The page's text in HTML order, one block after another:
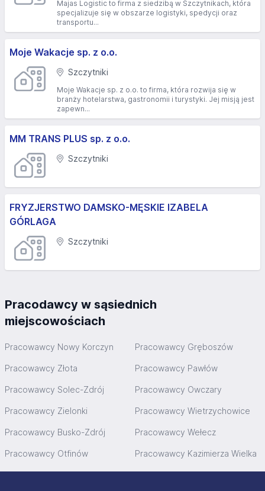
Majas Logistic to firma z siedzibą w Szczytnikach, która
specjalizuje się w obszarze logistyki, spedycji oraz
transportu...
Moje Wakacje sp. z o.o.
Szczytniki
Moje Wakacje sp. z o.o. to firma, która rozwija się w
branży hotelarstwa, gastronomii i turystyki. Jej misją jest
zapewn...
MM TRANS PLUS sp. z o.o.
Szczytniki
FRYZJERSTWO DAMSKO-MĘSKIE IZABELA
GÓRLAGA
Szczytniki
Pracodawcy w sąsiednich
miejscowościach
Pracowawcy Nowy Korczyn Pracowawcy Gręboszów
Pracowawcy Złota Pracowawcy Pawłów
Pracowawcy Solec-Zdrój Pracowawcy Owczary
Pracowawcy Zielonki Pracowawcy Wietrzychowice
Pracowawcy Busko-Zdrój Pracowawcy Wełecz
Pracowawcy Otfinów Pracowawcy Kazimierza Wielka